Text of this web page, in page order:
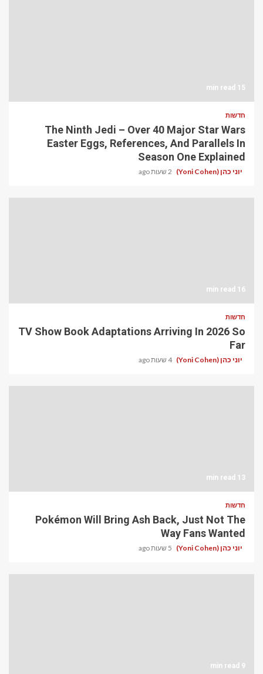
15 min read
חדשות
The Ninth Jedi – Over 40 Major Star Wars
Easter Eggs, References, And Parallels In
Season One Explained
יוני כהן (Yoni Cohen) 2 שעות ago
16 min read
חדשות
TV Show Book Adaptations Arriving In 2026 So
Far
יוני כהן (Yoni Cohen) 4 שעות ago
13 min read
חדשות
Pokémon Will Bring Ash Back, Just Not The
Way Fans Wanted
יוני כהן (Yoni Cohen) 5 שעות ago
9 min read